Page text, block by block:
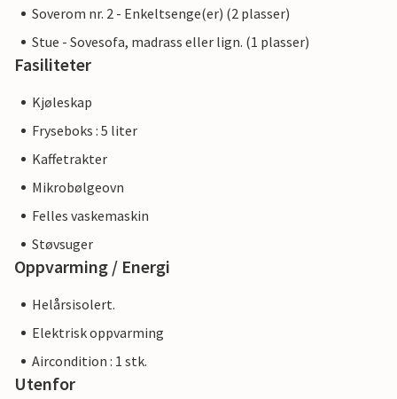
Soverom nr. 2 - Enkeltsenge(er) (2 plasser)
Stue - Sovesofa, madrass eller lign. (1 plasser)
Fasiliteter
Kjøleskap
Fryseboks : 5 liter
Kaffetrakter
Mikrobølgeovn
Felles vaskemaskin
Støvsuger
Oppvarming / Energi
Helårsisolert.
Elektrisk oppvarming
Aircondition : 1 stk.
Utenfor